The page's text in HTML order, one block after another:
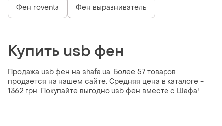
Фен roventa Фен выравниватель
Купить usb фен
Продажа usb фен на shafa.ua. Более 57 товаров
продается на нашем сайте. Средняя цена в каталоге -
1362 грн. Покупайте выгодно usb фен вместе с Шафа!